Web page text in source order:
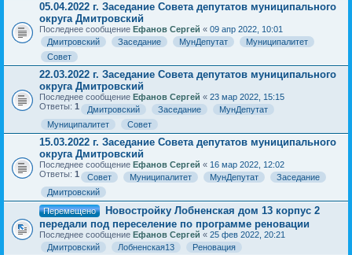
05.04.2022 г. Заседание Совета депутатов муниципального
округа Дмитровский
Последнее сообщение Ефанов Сергей « 09 апр 2022, 10:01
Дмитровский
Заседание МунДепутат
Муниципалитет
Совет
22.03.2022 г. Заседание Совета депутатов муниципального
округа Дмитровский
Последнее сообщение Ефанов Сергей « 23 мар 2022, 15:15
Ответы: 1 Дмитровский Заседание
МунДепутат
Муниципалитет
Совет
15.03.2022 г. Заседание Совета депутатов муниципального
округа Дмитровский
Последнее сообщение Ефанов Сергей « 16 мар 2022, 12:02
Ответы: 1 Совет Муниципалитет МунДепутат
Заседание
Дмитровский
Перемещено
Новостройку Лобненская дом 13 корпус 2
передали под переселение по программе реновации
Последнее сообщение Ефанов Сергей « 25 фев 2022, 20:21
Дмитровский
Лобненская13 Реновация